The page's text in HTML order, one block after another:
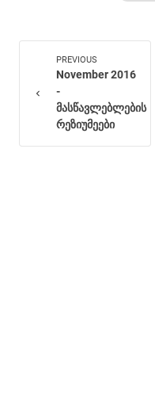
chevron_left
PREVIOUS
November 2016
-
მასწავლებლების
რეზიუმეები